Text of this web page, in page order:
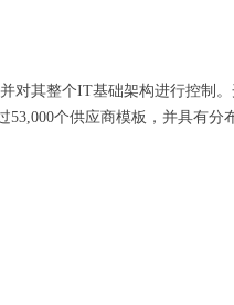
对其整个IT基础架构进行控制
53,000个供应商模板，并具有分